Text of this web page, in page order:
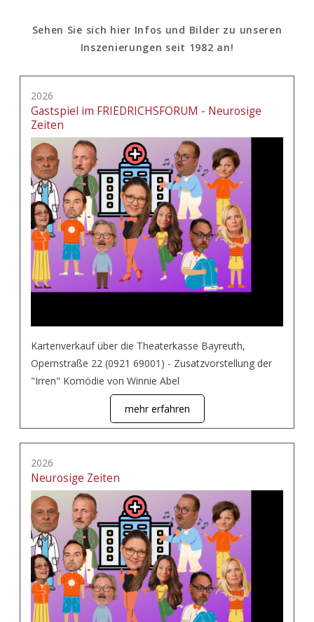
Sehen Sie sich hier Infos und Bilder zu unseren
Inszenierungen seit 1982 an!
2026
Gastspiel im FRIEDRICHSFORUM - Neurosige
Zeiten
Kartenverkauf über die Theaterkasse Bayreuth,
Opernstraße 22 (0921 69001) - Zusatzvorstellung der
"Irren" Komödie von Winnie Abel
mehr erfahren
2026
Neurosige Zeiten